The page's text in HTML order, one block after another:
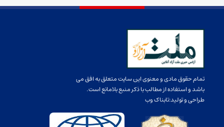
تمام حقوق مادی و معنوی این سایت متعلق به افق می
باشد و استفاده از مطالب با ذکر منبع بلامانع است.
طراحی و تولید:تابناک وب